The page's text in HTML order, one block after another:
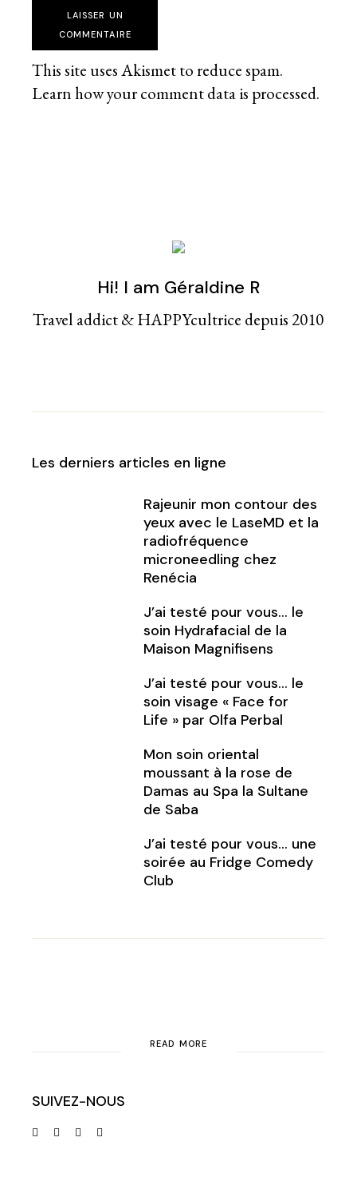
LAISSER UN
COMMENTAIRE
This site uses Akismet to reduce spam.
Learn how your comment data is processed.
Hi! I am Géraldine R
Travel addict & HAPPYcultrice depuis 2010
Les derniers articles en ligne
Rajeunir mon contour des
yeux avec le LaseMD et la
radiofréquence
microneedling chez
Renécia
J’ai testé pour vous… le
soin Hydrafacial de la
Maison Magnifisens
J’ai testé pour vous… le
soin visage « Face for
Life » par Olfa Perbal
Mon soin oriental
moussant à la rose de
Damas au Spa la Sultane
de Saba
J’ai testé pour vous… une
soirée au Fridge Comedy
Club
READ MORE
SUIVEZ-NOUS